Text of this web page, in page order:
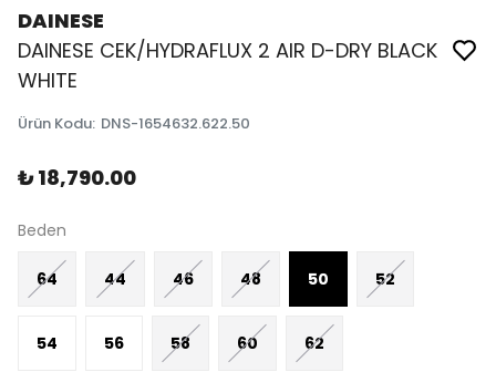
DAINESE
DAINESE CEK/HYDRAFLUX 2 AIR D-DRY BLACK
WHITE
Ürün Kodu: DNS-1654632.622.50
₺ 18,790.00
Beden
64 44 46 48 50 52
54 56 58 60 62